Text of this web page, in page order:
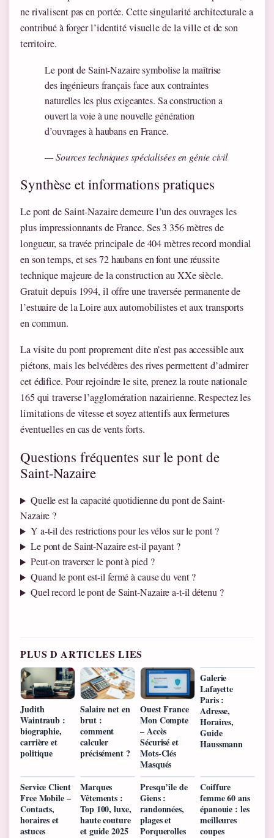
ne rivalisent pas en portée. Cette singularité architecturale a
contribué à forger l’identité visuelle de la ville et de son
territoire.
Le pont de Saint-Nazaire symbolise la maîtrise
des ingénieurs français face aux contraintes
naturelles les plus exigeantes. Sa construction a
ouvert la voie à une nouvelle génération
d’ouvrages à haubans en France.
— Sources techniques spécialisées en génie civil
Synthèse et informations pratiques
Le pont de Saint-Nazaire demeure l’un des ouvrages les
plus impressionnants de France. Ses 3 356 mètres de
longueur, sa travée principale de 404 mètres record mondial
en son temps, et ses 72 haubans en font une réussite
technique majeure de la construction au XXe siècle.
Gratuit depuis 1994, il offre une traversée permanente de
l’estuaire de la Loire aux automobilistes et aux transports
en commun.
La visite du pont proprement dite n’est pas accessible aux
piétons, mais les belvédères des rives permettent d’admirer
cet édifice. Pour rejoindre le site, prenez la route nationale
165 qui traverse l’agglomération nazairienne. Respectez les
limitations de vitesse et soyez attentifs aux fermetures
éventuelles en cas de vents forts.
Questions fréquentes sur le pont de
Saint-Nazaire
Quelle est la capacité quotidienne du pont de Saint-
Nazaire ?
Y a-t-il des restrictions pour les vélos sur le pont ?
Le pont de Saint-Nazaire est-il payant ?
Peut-on traverser le pont à pied ?
Quand le pont est-il fermé à cause du vent ?
Quel record le pont de Saint-Nazaire a-t-il détenu ?
PLUS D ARTICLES LIES
Judith
Waintraub :
biographie,
carrière et
politique
Salaire net en
brut :
comment
calculer
précisément ?
Ouest France
Mon Compte
– Accès
Sécurisé et
Mots-Clés
Masqués
Galerie
Lafayette
Paris :
Adresse,
Horaires,
Guide
Haussmann
Service Client
Free Mobile –
Contacts,
horaires et
astuces
Marques
Vêtements :
Top 100, luxe,
haute couture
et guide 2025
Presqu’île de
Giens :
randonnées,
plages et
Porquerolles
Coiffure
femme 60 ans
épanouie : les
meilleures
coupes